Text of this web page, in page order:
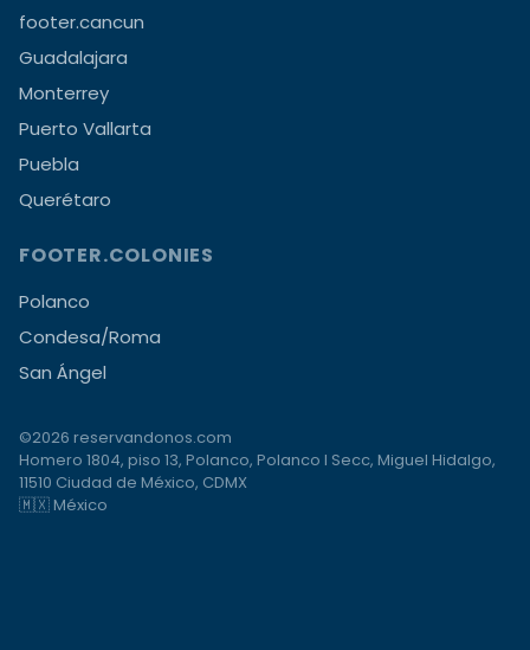
footer.cancun
Guadalajara
Monterrey
Puerto Vallarta
Puebla
Querétaro
FOOTER.COLONIES
Polanco
Condesa/Roma
San Ángel
©2026 reservandonos.com
Homero 1804, piso 13, Polanco, Polanco I Secc, Miguel Hidalgo,
11510 Ciudad de México, CDMX
🇲🇽 México